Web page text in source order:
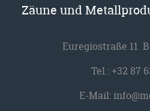
Zäune und
Euregiostraße 11
Tel.:+32 87
E-Mail: